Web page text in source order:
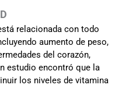
relacionada con todo
aumento de peso,
del corazón,
estudio encontró que la
los niveles de vitamina